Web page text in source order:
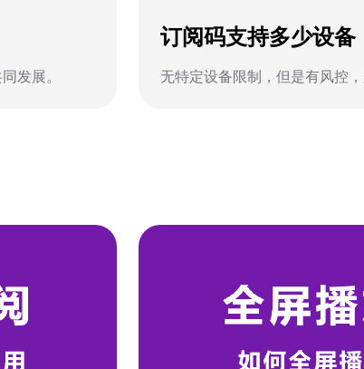
发展。
订阅码支持多少设备
无特定设备限制，但是有风控，